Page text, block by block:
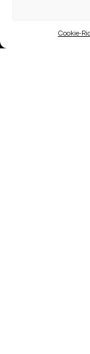
Cookie-